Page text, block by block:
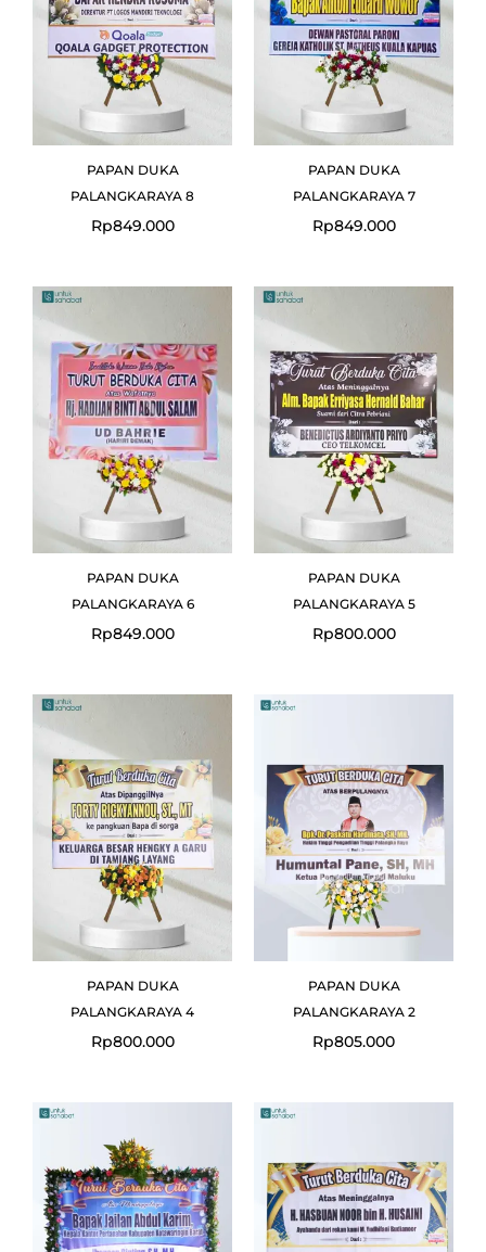
PAPAN DUKA
PALANGKARAYA 8
Rp849.000
PAPAN DUKA
PALANGKARAYA 7
Rp849.000
PAPAN DUKA
PALANGKARAYA 6
Rp849.000
PAPAN DUKA
PALANGKARAYA 5
Rp800.000
PAPAN DUKA
PALANGKARAYA 4
Rp800.000
PAPAN DUKA
PALANGKARAYA 2
Rp805.000